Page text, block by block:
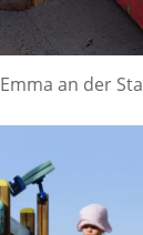
Emma an der